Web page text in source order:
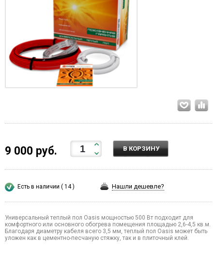
9 000 руб. В КОРЗИНУ
Есть в наличии ( 14 ) Нашли дешевле?
Универсальный теплый пол Oasis мощностью 500 Вт подходит для
комфортного или основного обогрева помещения площадью 2,6-4,5 кв.м.
Благодаря диаметру кабеля всего 3,5 мм, теплый пол Oasis может быть
уложен как в цементно-песчаную стяжку, так и в плиточный клей.